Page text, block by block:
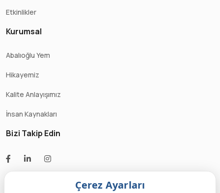
Etkinlikler
Kurumsal
Abalıoğlu Yem
Hikayemiz
Kalite Anlayışımız
İnsan Kaynakları
Bizi Takip Edin
Çerez Ayarları